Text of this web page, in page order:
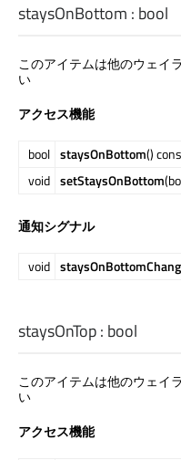
staysOnBottom : bool
このアイテムは他のウェイ
い
アクセス機能
bool staysOnBottom()
void setStaysOnBottom
通知シグナル
void
staysOnTop: bool
このアイテムは他のウェイ
い
アクセス機能